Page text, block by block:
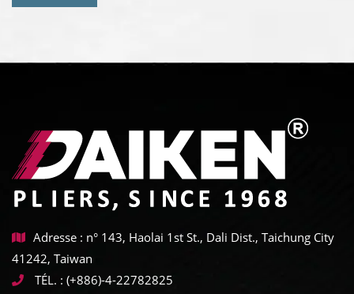
Adresse : n° 143, Haolai 1st St., Dali Dist., Taichung City
41242, Taiwan
TÉL. : (+886)-4-22782825